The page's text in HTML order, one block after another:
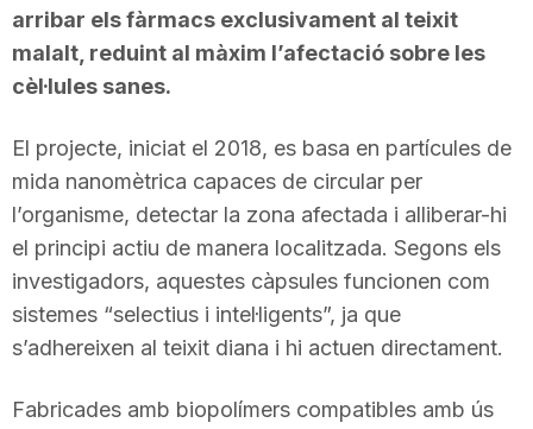
arribar els fàrmacs exclusivament al teixit
malalt, reduint al màxim l’afectació sobre les
cèl·lules sanes.
El projecte, iniciat el 2018, es basa en partícules de
mida nanomètrica capaces de circular per
l’organisme, detectar la zona afectada i alliberar-hi
el principi actiu de manera localitzada. Segons els
investigadors, aquestes càpsules funcionen com
sistemes “selectius i intel·ligents”, ja que
s’adhereixen al teixit diana i hi actuen directament.
Fabricades amb biopolímers compatibles amb ús